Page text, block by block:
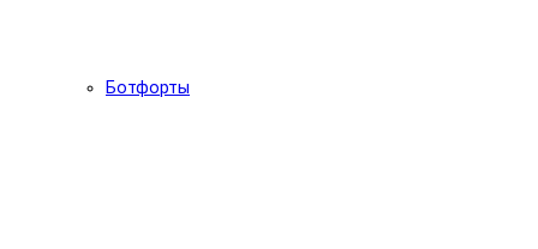
Ботфорты